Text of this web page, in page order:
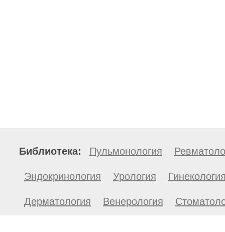
Библиотека: Пульмонология
Эндокринология Урология
Дерматология Венерология